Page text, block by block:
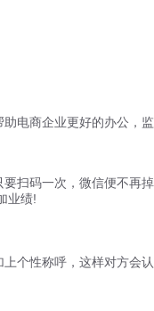
电商企业更好的办公，
码一次，微信便不再
业绩!
个性称呼，这样对方会